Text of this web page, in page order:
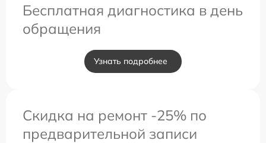
Бесплатная диагностика в день
обращения
Узнать подробнее
Скидка на ремонт -25% по
предварительной записи